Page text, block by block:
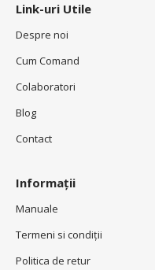
Link-uri Utile
Despre noi
Cum Comand
Colaboratori
Blog
Contact
Informații
Manuale
Termeni si condiţii
Politica de retur